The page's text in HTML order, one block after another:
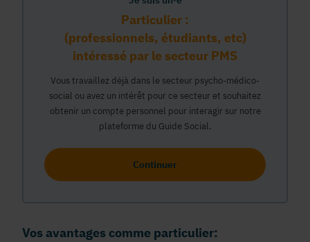
Particulier :
(professionnels, étudiants, etc)
intéressé par le secteur PMS
Vous travaillez déjà dans le secteur psycho-médico-
social ou avez un intérêt pour ce secteur et souhaitez
obtenir un compte personnel pour interagir sur notre
plateforme du Guide Social.
Continuer
Vos avantages comme particulier: